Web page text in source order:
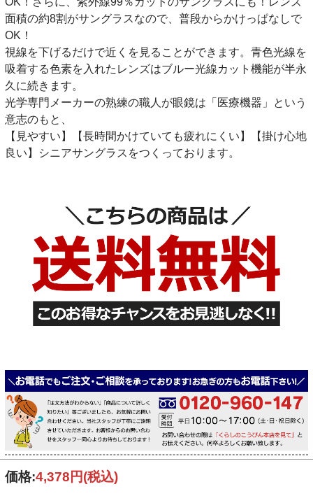
面積の約8割がサングラスなので、普段からかけっぱなしで
OK！
視線を下げるだけで近くを見ることができます。青色光線を
吸着する色素を入れたレンズはブルー光線カット機能が半永
久に続きます。
光学専門メーカーの熟練の職人が眼鏡は「医療機器」という
意志のもと、
【見やすい】【長時間かけていても疲れにくい】【掛け心地
良い】シニアサングラスをつくっております。
価格:4,378円(税込)